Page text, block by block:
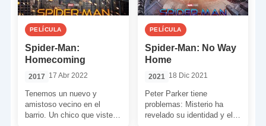
PELÍCULA
Spider-Man:
Homecoming
2017 17 Abr 2022
Tenemos un nuevo y
amistoso vecino en el
barrio. Un chico que viste
PELÍCULA
Spider-Man: No Way
Home
2021 18 Dic 2021
Peter Parker tiene
problemas: Misterio ha
revelado su identidad y el